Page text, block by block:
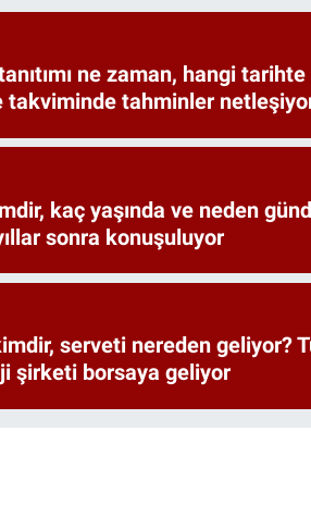
ne zaman, hangi tarihte
takviminde tahminler
kaç yaşında ve neden
sonra konuşuluyor
serveti nereden geliyor?
şirketi borsaya geliyor